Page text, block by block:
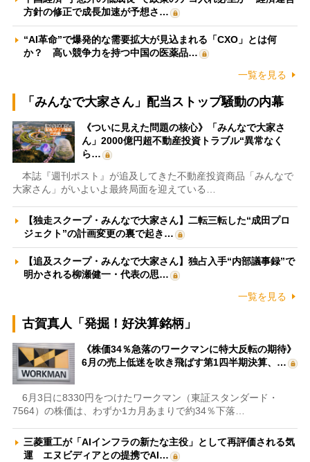
方針の修正で成長加速が予想さ…
“AI革命”で爆発的な需要拡大が見込まれる「CXO」とは何
か？ 高い競争力を持つ中国の医薬品…
一覧を見る
「みんなで大家さん」配当ストップ騒動の内幕
《ついに見えた問題の核心》「みんなで大家さ
ん」2000億円超不動産投資トラブル“異常なく
ら…
本誌『週刊ポスト』が追及してきた不動産投資商品「みんなで
大家さん」がいよいよ最終局面を迎えている…
【独走スクープ・みんなで大家さん】二転三転した“成田プロ
ジェクト”の計画変更の裏で起き…
【追及スクープ・みんなで大家さん】独占入手“内部議事録”で
明かされる柳瀬健一・代表の思…
一覧を見る
古賀真人「発掘！好決算銘柄」
《株価34％急落のワークマンに特大反転の期待》
6月の売上低迷を吹き飛ばす第1四半期決算、…
6月3日に8330円をつけたワークマン（東証スタンダード・
7564）の株価は、わずか1カ月あまりで約34％下落…
三菱重工が「AIインフラの新たな主役」として再評価される気
運 エヌビディアとの提携でAI…